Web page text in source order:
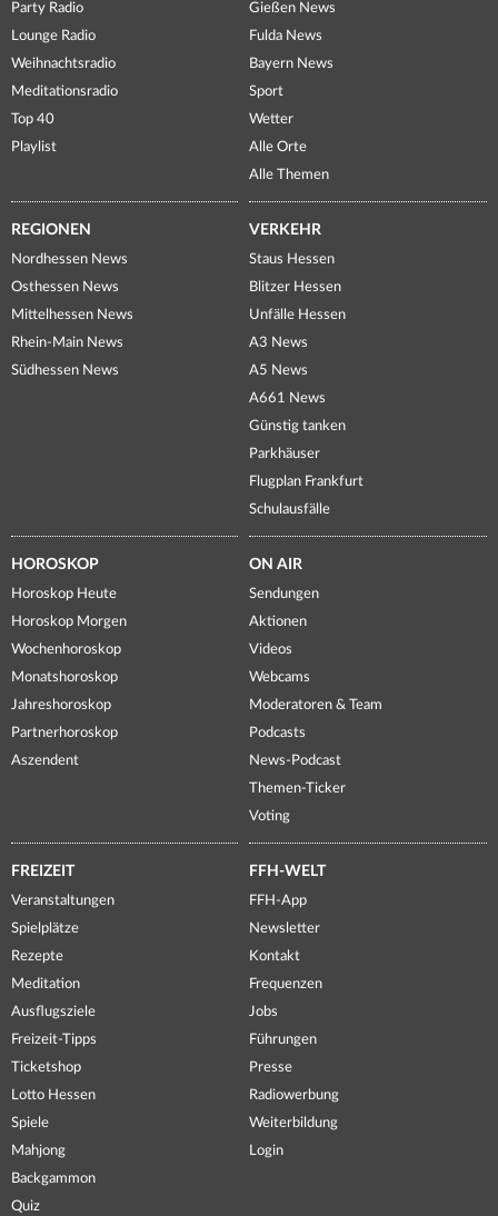
Party Radio
Lounge Radio
Weihnachtsradio
Meditationsradio
Top 40
Playlist
Gießen News
Fulda News
Bayern News
Sport
Wetter
Alle Orte
Alle Themen
REGIONEN
Nordhessen News
Osthessen News
Mittelhessen News
Rhein-Main News
Südhessen News
VERKEHR
Staus Hessen
Blitzer Hessen
Unfälle Hessen
A3 News
A5 News
A661 News
Günstig tanken
Parkhäuser
Flugplan Frankfurt
Schulausfälle
HOROSKOP
Horoskop Heute
Horoskop Morgen
Wochenhoroskop
Monatshoroskop
Jahreshoroskop
Partnerhoroskop
Aszendent
ON AIR
Sendungen
Aktionen
Videos
Webcams
Moderatoren & Team
Podcasts
News-Podcast
Themen-Ticker
Voting
FREIZEIT
Veranstaltungen
Spielplätze
Rezepte
Meditation
Ausflugsziele
Freizeit-Tipps
Ticketshop
Lotto Hessen
Spiele
Mahjong
Backgammon
Quiz
FFH-WELT
FFH-App
Newsletter
Kontakt
Frequenzen
Jobs
Führungen
Presse
Radiowerbung
Weiterbildung
Login